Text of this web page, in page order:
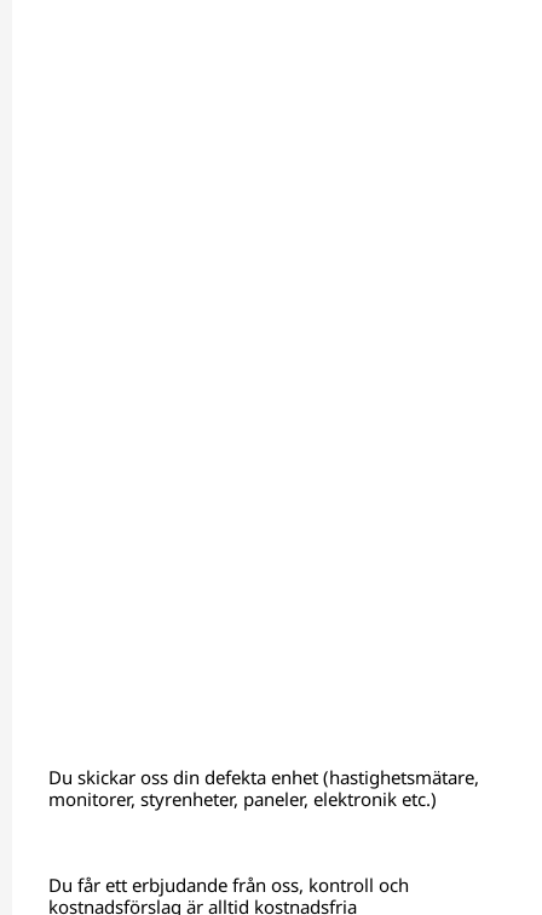
Du skickar oss din defekta enhet (hastighetsmätare,
monitorer, styrenheter, paneler, elektronik etc.)
Du får ett erbjudande från oss, kontroll och
kostnadsförslag är alltid kostnadsfria